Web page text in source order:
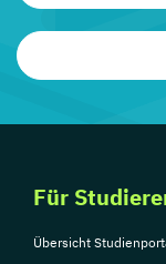
Für
Übersicht